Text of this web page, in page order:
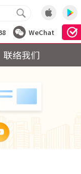
WeChat
联络我们